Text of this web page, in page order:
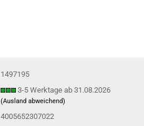
1497195
3-5 Werktage ab 31.08.2026
(Ausland abweichend)
4005652307022